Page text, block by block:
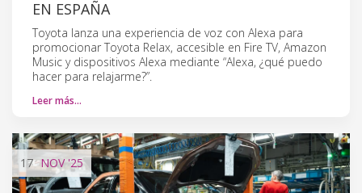
EN ESPAÑA
Toyota lanza una experiencia de voz con Alexa para
promocionar Toyota Relax, accesible en Fire TV, Amazon
Music y dispositivos Alexa mediante “Alexa, ¿qué puedo
hacer para relajarme?”.
Leer más…
17 NOV'25